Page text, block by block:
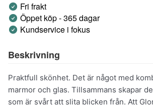
Fri frakt
Öppet köp - 365 dagar
Kundservice i fokus
Beskrivning
Praktfull skönhet. Det är något med
marmor och glas. Tillsammans skapar
som är svårt att slita blicken från. Att